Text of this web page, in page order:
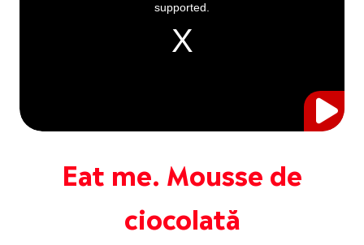
Eat me. Mousse de
ciocolată
supported.